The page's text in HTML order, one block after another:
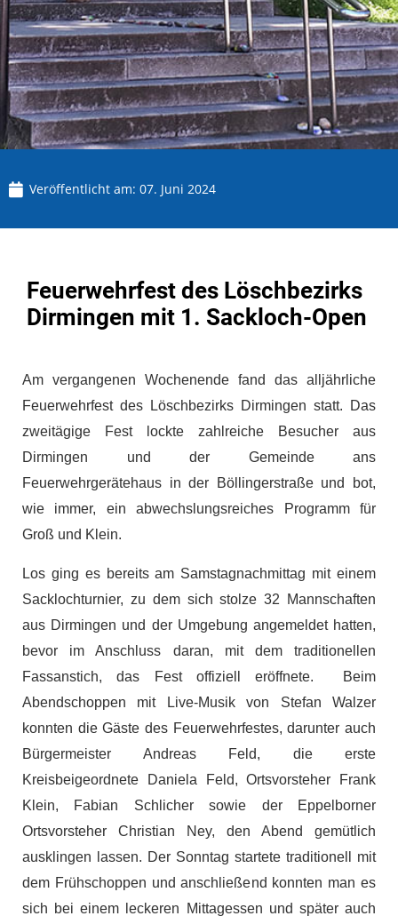
Veröffentlicht am: 07. Juni 2024
Feuerwehrfest des Löschbezirks
Dirmingen mit 1. Sackloch-Open
Am vergangenen Wochenende fand das alljährliche
Feuerwehrfest des Löschbezirks Dirmingen statt. Das
zweitägige Fest lockte zahlreiche Besucher aus
Dirmingen und der Gemeinde ans
Feuerwehrgerätehaus in der Böllingerstraße und bot,
wie immer, ein abwechslungsreiches Programm für
Groß und Klein.
Los ging es bereits am Samstagnachmittag mit einem
Sacklochturnier, zu dem sich stolze 32 Mannschaften
aus Dirmingen und der Umgebung angemeldet hatten,
bevor im Anschluss daran, mit dem traditionellen
Fassanstich, das Fest offiziell eröffnete. Beim
Abendschoppen mit Live-Musik von Stefan Walzer
konnten die Gäste des Feuerwehrfestes, darunter auch
Bürgermeister Andreas Feld, die erste
Kreisbeigeordnete Daniela Feld, Ortsvorsteher Frank
Klein, Fabian Schlicher sowie der Eppelborner
Ortsvorsteher Christian Ney, den Abend gemütlich
ausklingen lassen. Der Sonntag startete traditionell mit
dem Frühschoppen und anschließend konnten man es
sich bei einem leckeren Mittagessen und später auch